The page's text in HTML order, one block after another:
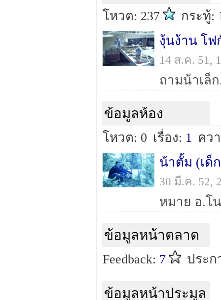
โหวต: 237 กระทู้:
งุ้นง้าน โฟ
14 ส.ค. 51,
ข้อมูลห้อง
โหวต: 0 เรื่อง: 1 คว
น้าตั้ม (เด็
30 มี.ค. 52,
หมาย อ.โ
ข้อมูลหน้าตลาด
Feedback: 7 ประ
ข้อมูลหน้าประมูล